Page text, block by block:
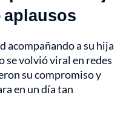
aplausos
acompañando a su hija
se volvió viral en redes
su compromiso y
en un día tan